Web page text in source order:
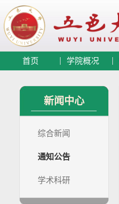
首页 学院概况
新闻中心
综合新闻
通知公告
学术科研